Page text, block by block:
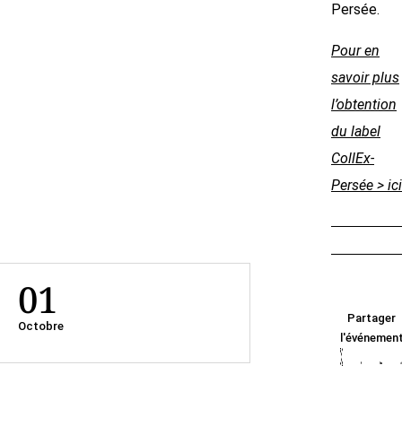
Persée.
Pour en
savoir plus
l’obtention
du label
CollEx-
Persée >
01
Octobre
Partager